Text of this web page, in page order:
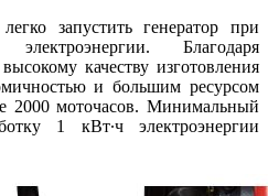
запустить генератор при
Благодаря
качеству изготовления
и большим ресурсом
2000 моточасов. Минимальный
1 кВт∙ч электроэнергии